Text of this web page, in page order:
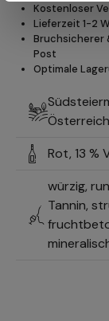
Kostenloser
Lieferzeit 1-2
Bruchsicherer
Post
Optimale
Österreich
Rot, 13 %
würzig,
Tannin,